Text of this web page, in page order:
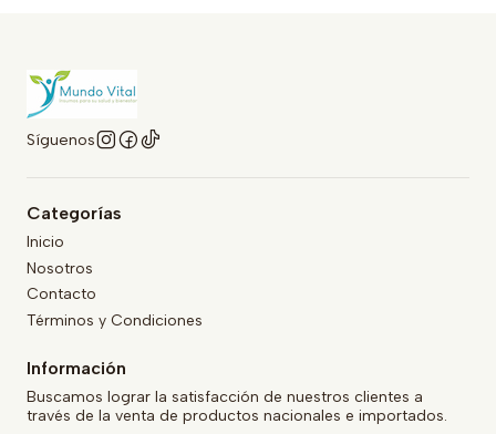
Síguenos
Categorías
Inicio
Nosotros
Contacto
Términos y Condiciones
Información
Buscamos lograr la satisfacción de nuestros clientes a
través de la venta de productos nacionales e importados.